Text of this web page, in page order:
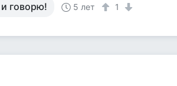
говорю! 5 лет 1